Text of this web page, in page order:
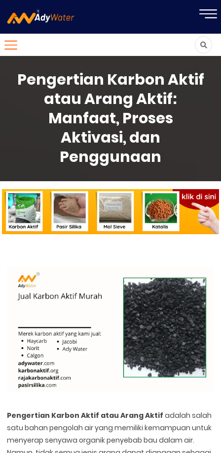
Pengertian Karbon Aktif
atau Arang Aktif:
Manfaat, Proses
Aktivasi, dan
Penggunaan
Pengertian Karbon Aktif atau Arang Aktif adalah salah
satu bahan pengolah air yang memiliki kemampuan untuk
menyerap senyawa organik penyebab bau dalam air.